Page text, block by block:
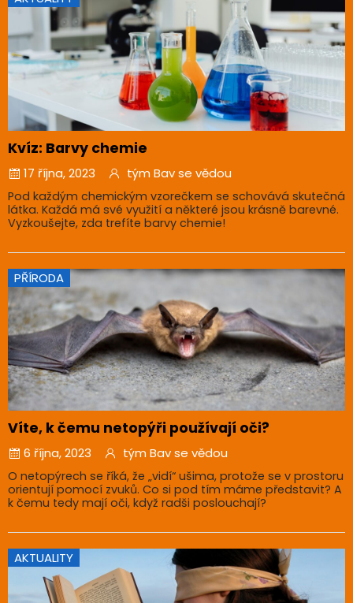
Kvíz: Barvy chemie
17 října, 2023 tým Bav se vědou
Pod každým chemickým vzorečkem se schovává skutečná
látka. Každá má své využití a některé jsou krásně barevné.
Vyzkoušejte, zda trefíte barvy chemie!
PŘÍRODA
Víte, k čemu netopýři používají oči?
6 října, 2023 tým Bav se vědou
O netopýrech se říká, že „vidí“ ušima, protože se v prostoru
orientují pomocí zvuků. Co si pod tím máme představit? A
k čemu tedy mají oči, když radši poslouchají?
AKTUALITY